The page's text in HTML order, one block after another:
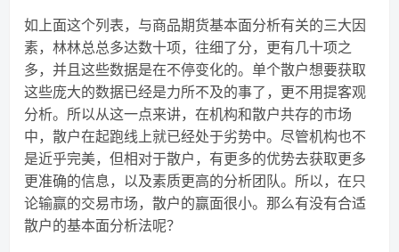
如上面这个列表，与商品期货基本面分析有关的三大因
素，林林总总多达数十项，往细了分，更有几十项之
多，并且这些数据是在不停变化的。单个散户想要获取
这些庞大的数据已经是力所不及的事了，更不用提客观
分析。所以从这一点来讲，在机构和散户共存的市场
中，散户在起跑线上就已经处于劣势中。尽管机构也不
是近乎完美，但相对于散户，有更多的优势去获取更多
更准确的信息，以及素质更高的分析团队。所以，在只
论输赢的交易市场，散户的赢面很小。那么有没有合适
散户的基本面分析法呢？